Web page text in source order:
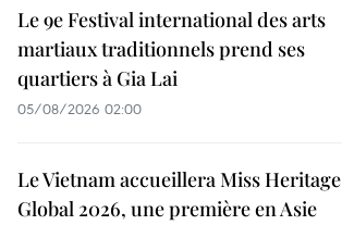
Le 9e Festival international des arts
martiaux traditionnels prend ses
quartiers à Gia Lai
05/08/2026 02:00
Le Vietnam accueillera Miss Heritage
Global 2026, une première en Asie